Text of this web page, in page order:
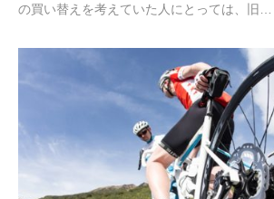
の買い替えを考えていた人にとっては、旧…